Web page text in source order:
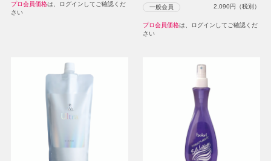
プロ会員価格は、ログインしてご確認くだ
さい
一般会員 2,090円（税別）
プロ会員価格は、ログインしてご確認くだ
さい